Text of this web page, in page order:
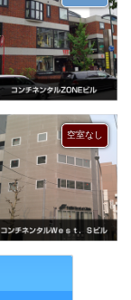
空室なし